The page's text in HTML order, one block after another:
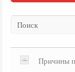
Причины